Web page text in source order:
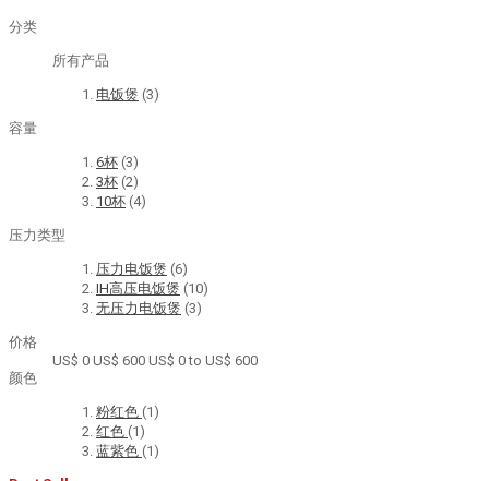
分类
所有产品
电饭煲 (3)
容量
6杯 (3)
3杯 (2)
10杯 (4)
压力类型
压力电饭煲 (6)
IH高压电饭煲 (10)
无压力电饭煲 (3)
价格
US$ 0 US$ 600 US$ 0 to US$ 600
颜色
粉红色 (1)
红色 (1)
蓝紫色 (1)